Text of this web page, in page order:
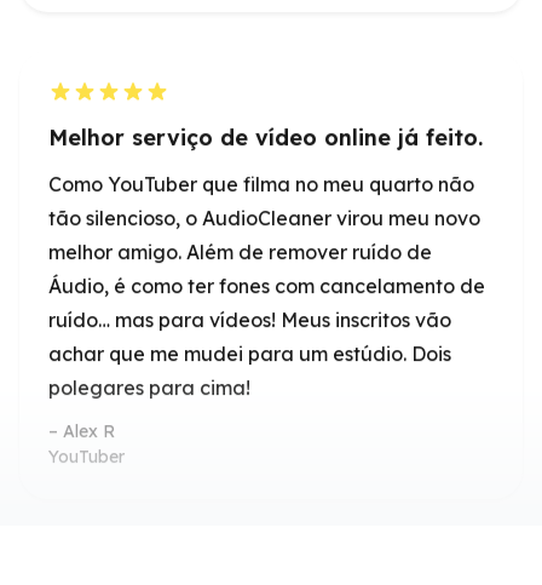
tão silencioso, o AudioCleaner virou meu novo
melhor amigo. Além de remover ruído de
Áudio, é como ter fones com cancelamento de
ruído… mas para vídeos! Meus inscritos vão
achar que me mudei para um estúdio. Dois
polegares para cima!
Alex R